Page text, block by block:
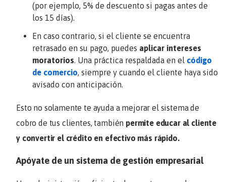
(por ejemplo, 5% de descuento si pagas antes de
los 15 días).
En caso contrario, si el cliente se encuentra
retrasado en su pago, puedes aplicar intereses
moratorios. Una práctica respaldada en el código
de comercio, siempre y cuando el cliente haya sido
avisado con anticipación.
Esto no solamente te ayuda a mejorar el sistema de
cobro de tus clientes, también permite educar al cliente
y convertir el crédito en efectivo más rápido.
Apóyate de un sistema de gestión empresarial